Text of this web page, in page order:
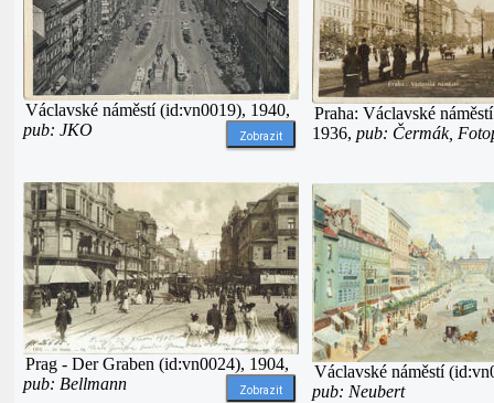
Václavské náměstí (id:vn0019), 1940,
pub: JKO
Zobrazit
Praha: Václavské
1936, pub: Čermák,
Prag - Der Graben (id:vn0024), 1904,
pub: Bellmann
Zobrazit
Václavské náměstí
pub: Neubert